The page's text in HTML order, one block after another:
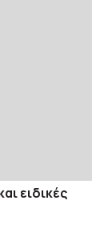
ειδικές